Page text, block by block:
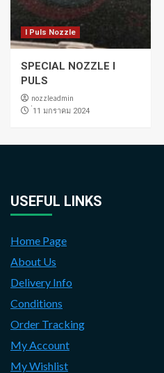
I Puls Nozzle
SPECIAL NOZZLE I
PULS
nozzleadmin
่11 มกราคม 2024
USEFUL LINKS
Home Page
About Us
Delivery Info
Conditions
Order Tracking
My Account
My Wishlist